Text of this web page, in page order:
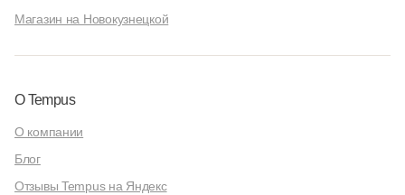
Магазин на Новокузнецкой
О Tempus
О компании
Блог
Отзывы Tempus на Яндекс